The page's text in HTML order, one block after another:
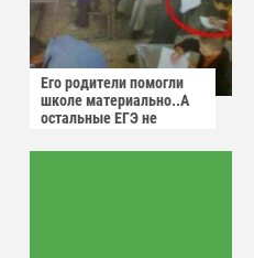
Его родители помогли
школе материально..А
остальные ЕГЭ не